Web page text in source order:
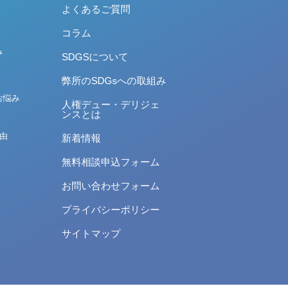
悩み
よくあるご質問
コラム
SDGSについて
弊所のSDGsへの取組み
人権デュー・デリジェ
ンスとは
新着情報
無料相談申込フォーム
お問い合わせフォーム
プライバシーポリシー
サイトマップ